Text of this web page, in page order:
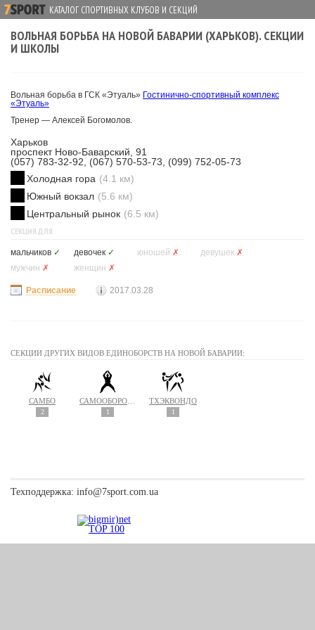
КАТАЛОГ СПОРТИВНЫХ КЛУБОВ И СЕКЦИЙ
ВОЛЬНАЯ БОРЬБА НА НОВОЙ БАВАРИИ (ХАРЬКОВ). СЕКЦИИ
И ШКОЛЫ
Вольная борьба в ГСК «Этуаль» Гостинично-спортивный комплекс
«Этуаль»
Тренер — Алексей Богомолов.
Харьков
проспект Ново-Баварский, 91
(057) 783-32-92, (067) 570-53-73, (099) 752-05-73
Холодная гора (4.1 км)
Южный вокзал (5.6 км)
Центральный рынок (6.5 км)
СЕКЦИЯ ДЛЯ
мальчиков ✓ девочек ✓ юношей ✗ девушек ✗
мужчин ✗ женщин ✗
Расписание 2017.03.28
СЕКЦИИ ДРУГИХ ВИДОВ ЕДИНОБОРСТВ НА НОВОЙ БАВАРИИ:
САМБО
2 1
ТХЭКВОНДО
1
Техподдержка: info@7sport.com.ua